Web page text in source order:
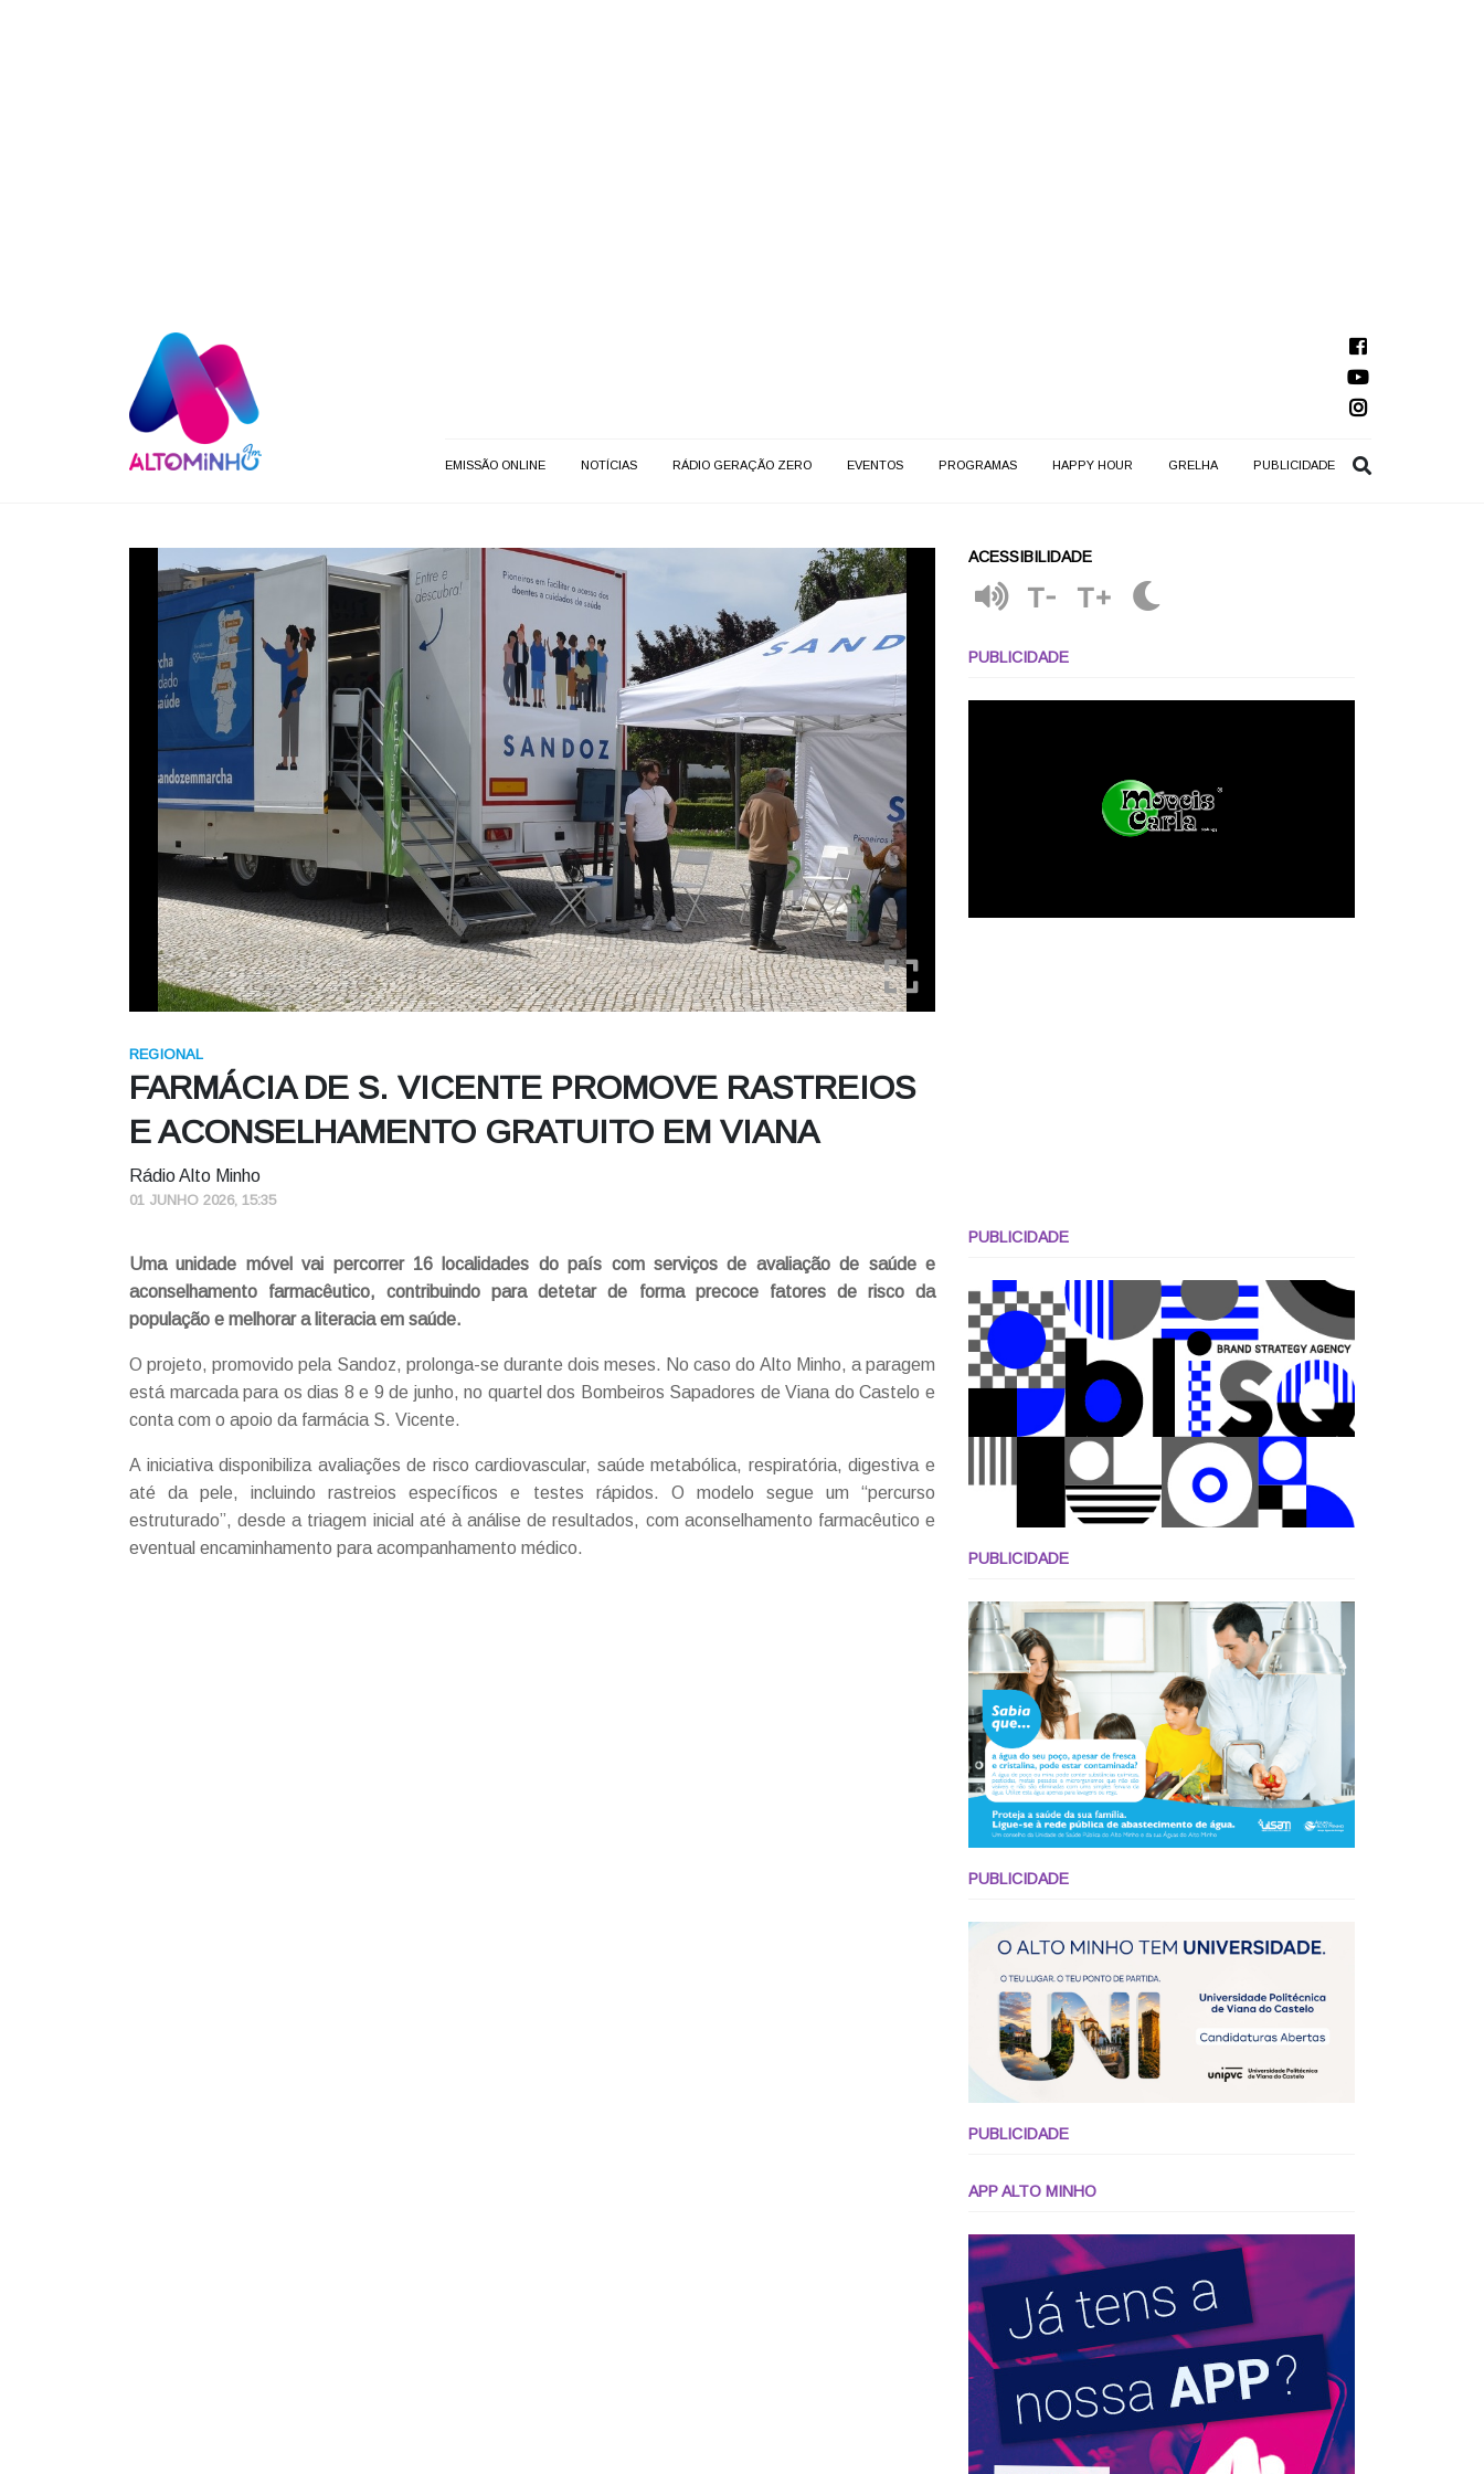
EMISSÃO ONLINE NOTÍCIAS RÁDIO GERAÇÃO ZERO EVENTOS PROGRAMAS HAPPY HOUR GRELHA PUBLICIDADE
REGIONAL
FARMÁCIA DE S. VICENTE PROMOVE RASTREIOS
E ACONSELHAMENTO GRATUITO EM VIANA
Rádio Alto Minho
01 JUNHO 2026, 15:35
ACESSIBILIDADE
T- T+
PUBLICIDADE
Uma unidade móvel vai percorrer 16 localidades do país com serviços de avaliação de saúde e
aconselhamento farmacêutico, contribuindo para detetar de forma precoce fatores de risco da
população e melhorar a literacia em saúde.
O projeto, promovido pela Sandoz, prolonga-se durante dois meses. No caso do Alto Minho, a paragem
está marcada para os dias 8 e 9 de junho, no quartel dos Bombeiros Sapadores de Viana do Castelo e
conta com o apoio da farmácia S. Vicente.
A iniciativa disponibiliza avaliações de risco cardiovascular, saúde metabólica, respiratória, digestiva e
até da pele, incluindo rastreios específicos e testes rápidos. O modelo segue um “percurso
estruturado”, desde a triagem inicial até à análise de resultados, com aconselhamento farmacêutico e
eventual encaminhamento para acompanhamento médico.
PUBLICIDADE
PUBLICIDADE
PUBLICIDADE
PUBLICIDADE
APP ALTO MINHO